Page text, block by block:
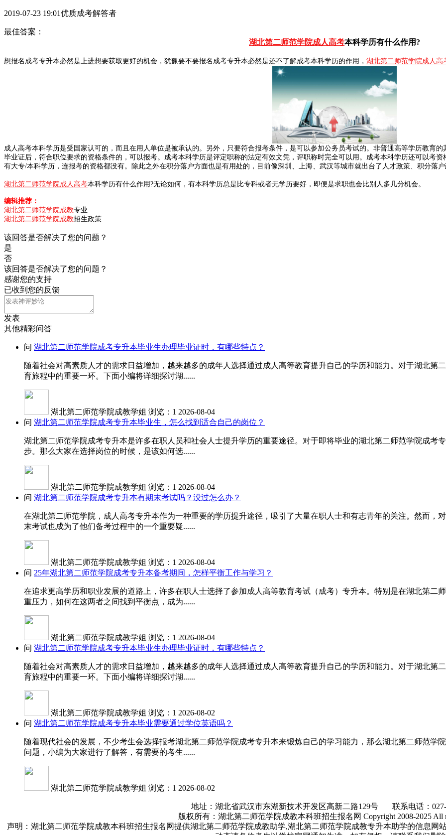
2019-07-23 19:01优质成考解答者
最佳答案：
湖北第二师范学院成人高考本科学历有什么作用?
想报名成考专升本必然是上进想要获取更好的机会，犹豫要不要报名成考专升本必然是还不了解成考本科学历的作用， 湖北第二师范学院成人高
成人高考本科学历是受国家认可的，而且在用人单位是被承认的。另外，只要符合报考条件，是可以参加公务员考试的。非普通高等学历教育
毕业证后，符合职位要求的资格条件的，可以报考。成考本科学历是评定职称的法定有效文凭，评职称时完全可以用。成考本科学历还可以考
有大专/本科学历，连报考的资格都没有。除此之外在积分落户方面也是有用处的，目前像深圳、上海、武汉等城市就出台了人才政策、积分落
湖北第二师范学院成人高考本科学历有什么作用?无论如何，有本科学历总是比专科或者无学历要好，即便是求职也会比别人多几分机会。
编辑推荐：
湖北第二师范学院成教专业
湖北第二师范学院成教招生政策
该回答是否解决了您的问题？
是
否
该回答是否解决了您的问题？
感谢您的支持
已收到您的反馈
发表
其他精彩问答
问 湖北第二师范学院成考专升本毕业生办理毕业证时，有哪些特点？
随着社会对高素质人才的需求日益增加，越来越多的成年人选择通过成人高等教育提升自己的学历和能力。对于湖北第
育旅程中的重要一环。下面小编将详细探讨湖......
湖北第二师范学院成教学姐 浏览：1 2026-08-04
问 湖北第二师范学院成考专升本毕业生，怎么找到适合自己的岗位？
湖北第二师范学院成考专升本是许多在职人员和社会人士提升学历的重要途径。对于即将毕业的湖北第二师范学院成考
步。那么大家在选择岗位的时候，是该如何选......
湖北第二师范学院成教学姐 浏览：1 2026-08-04
问 湖北第二师范学院成考专升本有期末考试吗？没过怎么办？
在湖北第二师范学院，成人高考专升本作为一种重要的学历提升途径，吸引了大量在职人士和有志青年的关注。然而，
末考试也成为了他们备考过程中的一个重要疑......
湖北第二师范学院成教学姐 浏览：1 2026-08-04
问 25年湖北第二师范学院成考专升本备考期间，怎样平衡工作与学习？
在追求更高学历和职业发展的道路上，许多在职人士选择了参加成人高等教育考试（成考）专升本。特别是在湖北第二
重压力，如何在这两者之间找到平衡点，成为......
湖北第二师范学院成教学姐 浏览：1 2026-08-04
问 湖北第二师范学院成考专升本毕业生办理毕业证时，有哪些特点？
随着社会对高素质人才的需求日益增加，越来越多的成年人选择通过成人高等教育提升自己的学历和能力。对于湖北第
育旅程中的重要一环。下面小编将详细探讨湖......
湖北第二师范学院成教学姐 浏览：1 2026-08-02
问 湖北第二师范学院成考专升本毕业需要通过学位英语吗？
随着现代社会的发展，不少考生会选择报考湖北第二师范学院成考专升本来锻炼自己的学习能力，那么湖北第二师范学
问题，小编为大家进行了解答，有需要的考生......
湖北第二师范学院成教学姐 浏览：1 2026-08-02
地址：湖北省武汉市东湖新技术开发区高新二路129号 联系电话：027-
版权所有：湖北第二师范学院成教本科班招生报名网 Copyright 2008-2025 All
声明：湖北第二师范学院成教本科班招生报名网提供湖北第二师范学院成教助学,湖北第二师范学院成教专升本助学的信息网